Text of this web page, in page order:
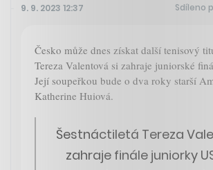
9. 9. 2023 12:37 Sdíleno
Česko může dnes získat další tenisový
Tereza Valentová si zahraje juniorské
Její soupeřkou bude o dva roky starší
Katherine Huiová.
Šestnáctiletá Tereza
zahraje finále juniorky